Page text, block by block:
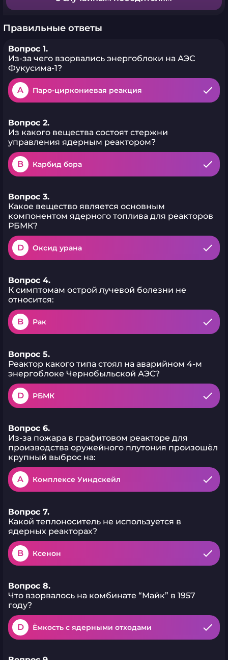
Правильные ответы
Вопрос 1.
Из-за чего взорвались энергоблоки на АЭС
Фукусима-1?
A Паро-циркониевая реакция
Вопрос 2.
Из какого вещества состоят стержни
управления ядерным реактором?
B Карбид бора
Вопрос 3.
Какое вещество является основным
компонентом ядерного топлива для реакторов
РБМК?
D Оксид урана
Вопрос 4.
К симптомам острой лучевой болезни не
относится:
B Рак
Вопрос 5.
Реактор какого типа стоял на аварийном 4-м
энергоблоке Чернобыльской АЭС?
D РБМК
Вопрос 6.
Из-за пожара в графитовом реакторе для
производства оружейного плутония произошёл
крупный выброс на:
A Комплексе Уиндскейл
Вопрос 7.
Какой теплоноситель не используется в
ядерных реакторах?
B Ксенон
Вопрос 8.
Что взорвалось на комбинате “Майк” в 1957
году?
D Ёмкость с ядерными отходами